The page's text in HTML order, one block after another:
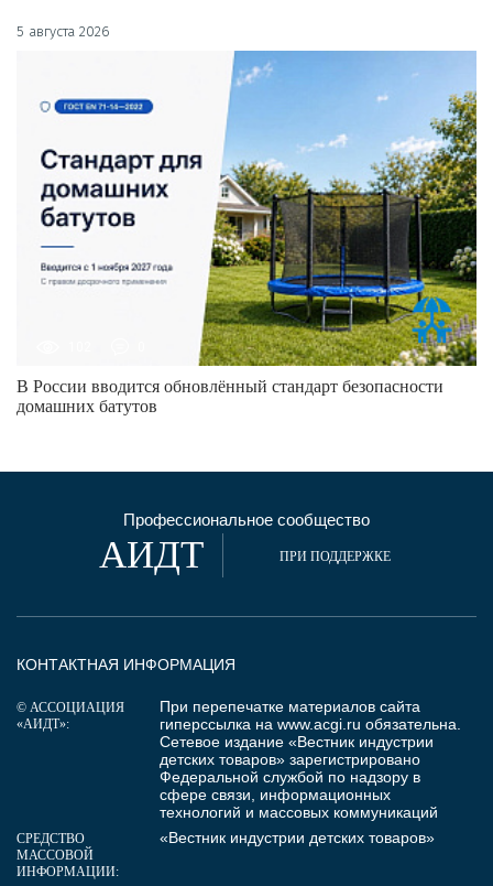
5 августа 2026
В России вводится обновлённый стандарт безопасности
домашних батутов
Профессиональное сообщество
АИДТ ПРИ ПОДДЕРЖКЕ
КОНТАКТНАЯ ИНФОРМАЦИЯ
© АССОЦИАЦИЯ
«АИДТ»:
При перепечатке материалов сайта
гиперссылка на www.acgi.ru обязательна.
Сетевое издание «Вестник индустрии
детских товаров» зарегистрировано
Федеральной службой по надзору в
сфере связи, информационных
технологий и массовых коммуникаций
СРЕДСТВО
МАССОВОЙ
ИНФОРМАЦИИ:
«Вестник индустрии детских товаров»